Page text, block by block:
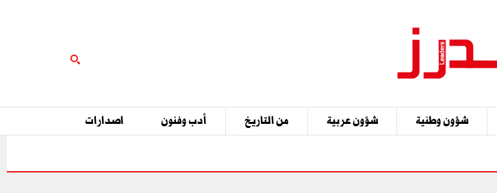
شؤون وطنية شؤون عربية من التاريخ أدب وفنون اصدارات